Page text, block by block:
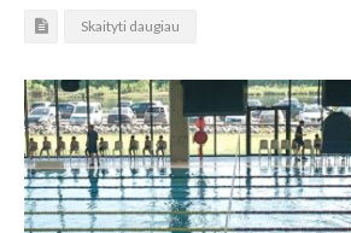
Skaityti daugiau